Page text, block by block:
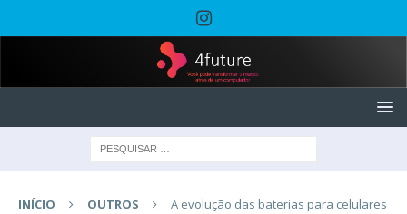
INÍCIO OUTROS A evolução das baterias para celulares